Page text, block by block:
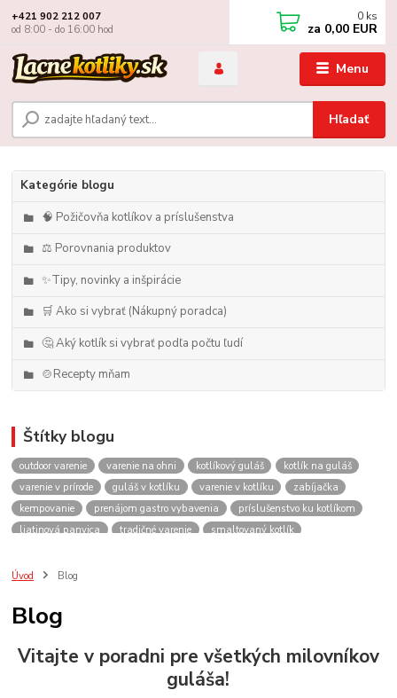
Menu
Hľadať
+421 902 212 007
od 8:00 - do 16:00 hod
0 ks
za 0,00 EUR
Kategórie blogu
🧠 Požičovňa kotlíkov a príslušenstva
⚖️ Porovnania produktov
✨Tipy, novinky a inšpirácie
🛒 Ako si vybrať (Nákupný poradca)
🤔 Aký kotlík si vybrať podľa počtu ľudí
🍲Recepty mňam
Štítky blogu
outdoor varenie varenie na ohni kotlíkový guláš
kotlík na guláš
varenie v prírode
guláš v kotlíku varenie v kotlíku
zabíjačka
kempovanie
prenájom gastro vybavenia
príslušenstvo ku kotlíkom
liatinová panvica
tradičné varenie
smaltovaný kotlík
akcie
spoločenské akcie
rental
varenie gulášu
požičovňa hrncov nerezový hrniec 30l
oslava
výber kotlíka
Úvod Blog
Blog
Vitajte v poradni pre všetkých milovníkov
guláša!